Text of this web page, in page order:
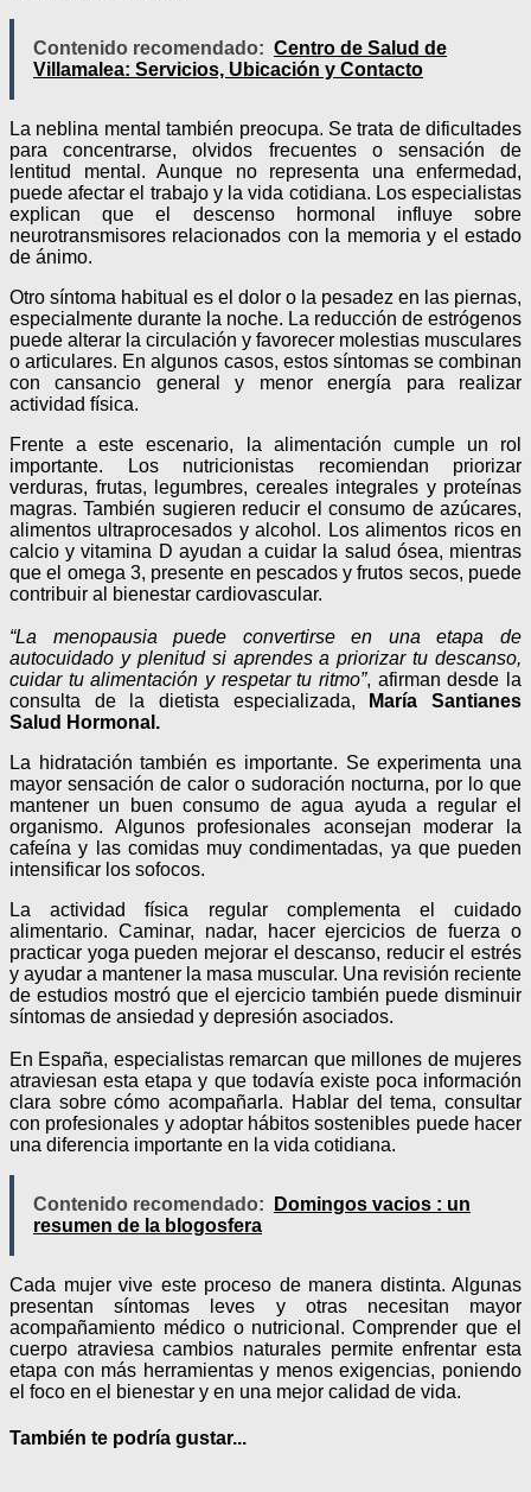
Contenido recomendado: Centro de Salud de
Villamalea: Servicios, Ubicación y Contacto
La neblina mental también preocupa. Se trata de dificultades
para concentrarse, olvidos frecuentes o sensación de
lentitud mental. Aunque no representa una enfermedad,
puede afectar el trabajo y la vida cotidiana. Los especialistas
explican que el descenso hormonal influye sobre
neurotransmisores relacionados con la memoria y el estado
de ánimo.
Otro síntoma habitual es el dolor o la pesadez en las piernas,
especialmente durante la noche. La reducción de estrógenos
puede alterar la circulación y favorecer molestias musculares
o articulares. En algunos casos, estos síntomas se combinan
con cansancio general y menor energía para realizar
actividad física.
Frente a este escenario, la alimentación cumple un rol
importante. Los nutricionistas recomiendan priorizar
verduras, frutas, legumbres, cereales integrales y proteínas
magras. También sugieren reducir el consumo de azúcares,
alimentos ultraprocesados y alcohol. Los alimentos ricos en
calcio y vitamina D ayudan a cuidar la salud ósea, mientras
que el omega 3, presente en pescados y frutos secos, puede
contribuir al bienestar cardiovascular.
“La menopausia puede convertirse en una etapa de
autocuidado y plenitud si aprendes a priorizar tu descanso,
cuidar tu alimentación y respetar tu ritmo”, afirman desde la
consulta de la dietista especializada,
María Santianes
Salud Hormonal.
La hidratación también es importante. Se experimenta una
mayor sensación de calor o sudoración nocturna, por lo que
mantener un buen consumo de agua ayuda a regular el
organismo. Algunos profesionales aconsejan moderar la
cafeína y las comidas muy condimentadas, ya que pueden
intensificar los sofocos.
La actividad física regular complementa el cuidado
alimentario. Caminar, nadar, hacer ejercicios de fuerza o
practicar yoga pueden mejorar el descanso, reducir el estrés
y ayudar a mantener la masa muscular. Una revisión reciente
de estudios mostró que el ejercicio también puede disminuir
síntomas de ansiedad y depresión asociados.
En España, especialistas remarcan que millones de mujeres
atraviesan esta etapa y que todavía existe poca información
clara sobre cómo acompañarla. Hablar del tema, consultar
con profesionales y adoptar hábitos sostenibles puede hacer
una diferencia importante en la vida cotidiana.
Contenido recomendado:
Domingos vacios : un
resumen de la blogosfera
Cada mujer vive este proceso de manera distinta. Algunas
presentan síntomas leves y otras necesitan mayor
acompañamiento médico o nutricional. Comprender que el
cuerpo atraviesa cambios naturales permite enfrentar esta
etapa con más herramientas y menos exigencias, poniendo
el foco en el bienestar y en una mejor calidad de vida.
También te podría gustar...